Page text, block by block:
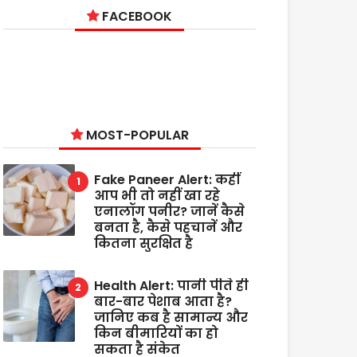
FACEBOOK
MOST-POPULAR
Fake Paneer Alert: कहीं
आप भी तो नहीं खा रहे
एनालॉग पनीर? जानें कैसे
बनता है, कैसे पहचानें और
कितना सुरक्षित है
Health Alert: पानी पीते ही
बार-बार पेशाब आता है?
जानिए कब है सामान्य और
किन बीमारियों का हो
सकता है संकेत